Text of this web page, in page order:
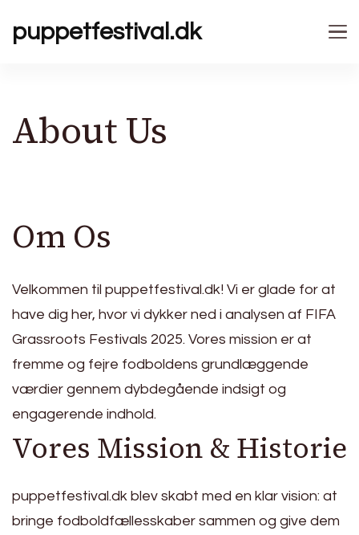
puppetfestival.dk
About Us
Om Os
Velkommen til puppetfestival.dk! Vi er glade for at
have dig her, hvor vi dykker ned i analysen af FIFA
Grassroots Festivals 2025. Vores mission er at
fremme og fejre fodboldens grundlæggende
værdier gennem dybdegående indsigt og
engagerende indhold.
Vores Mission & Historie
puppetfestival.dk blev skabt med en klar vision: at
bringe fodboldfællesskaber sammen og give dem